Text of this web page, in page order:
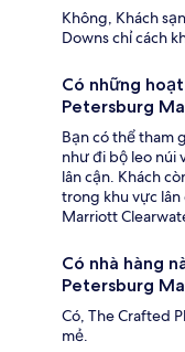
Không, Khách
Downs chỉ cách
Có những
Petersburg
Bạn có thể tham
như đi bộ leo núi
lân cận. Khách
trong khu vực lân
Marriott
Có nhà hàng
Petersburg
Có, The Crafted
mẻ.